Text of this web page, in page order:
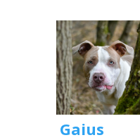
Gaius